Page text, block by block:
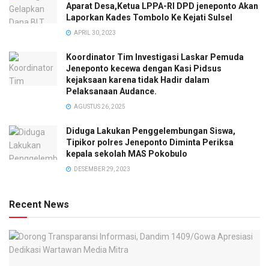
Aparat Desa,Ketua LPPA-RI DPD jeneponto Akan
Laporkan Kades Tombolo Ke Kejati Sulsel
APRIL 30, 2023
Koordinator Tim Investigasi Laskar Pemuda
Jeneponto kecewa dengan Kasi Pidsus
kejaksaan karena tidak Hadir dalam
Pelaksanaan Audance.
AGUSTUS 26, 2025
Diduga Lakukan Penggelembungan Siswa,
Tipikor polres Jeneponto Diminta Periksa
kepala sekolah MAS Pokobulo
DESEMBER 29, 2023
Recent News